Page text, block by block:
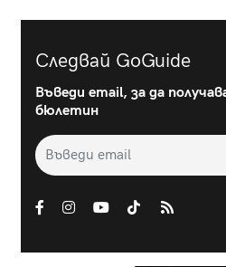
Следвай GoGuide
Въведи email, за да
бюлетин